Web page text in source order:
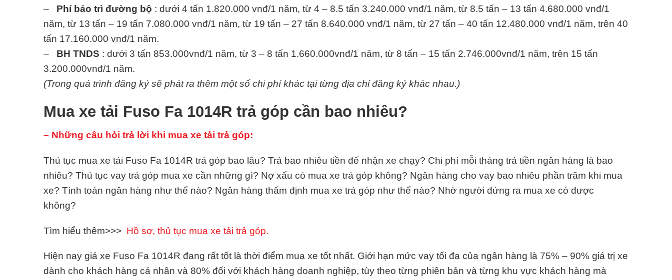
– Phí bảo trì đường bộ : dưới 4 tấn 1.820.000 vnđ/1 năm, từ 4 – 8.5 tấn 3.240.000 vnđ/1 năm, từ 8.5 tấn – 13 tấn 4.680.000 vnđ/1
năm, từ 13 tấn – 19 tấn 7.080.000 vnđ/1 năm, từ 19 tấn – 27 tấn 8.640.000 vnđ/1 năm, từ 27 tấn – 40 tấn 12.480.000 vnđ/1 năm, trên 40
tấn 17.160.000 vnđ/1 năm.
– BH TNDS : dưới 3 tấn 853.000vnđ/1 năm, từ 3 – 8 tấn 1.660.000vnđ/1 năm, từ 8 tấn – 15 tấn 2.746.000vnđ/1 năm, trên 15 tấn
3.200.000vnđ/1 năm.
(Trong quá trình đăng ký sẽ phát ra thêm một số chi phí khác tại từng địa chỉ đăng ký khác nhau.)
Mua xe tải Fuso Fa 1014R trả góp cần bao nhiêu?
– Những câu hỏi trả lời khi mua xe tải trả góp:
Thủ tục mua xe tải Fuso Fa 1014R trả góp bao lâu? Trả bao nhiêu tiền để nhận xe chạy? Chi phí mỗi tháng trả tiền ngân hàng là bao
nhiêu? Thủ tục vay trả góp mua xe cần những gì? Nợ xấu có mua xe trả góp không? Ngân hàng cho vay bao nhiêu phần trăm khi mua
xe? Tính toán ngân hàng như thế nào? Ngân hàng thẩm định mua xe trả góp như thế nào? Nhờ người đứng ra mua xe có được
không?
Tìm hiểu thêm>>> Hồ sơ, thủ tục mua xe tải trả góp.
Hiện nay giá xe Fuso Fa 1014R đang rất tốt là thời điểm mua xe tốt nhất. Giới hạn mức vay tối đa của ngân hàng là 75% – 90% giá trị xe
dành cho khách hàng cá nhân và 80% đối với khách hàng doanh nghiệp, tùy theo từng phiên bản và từng khu vực khách hàng mà